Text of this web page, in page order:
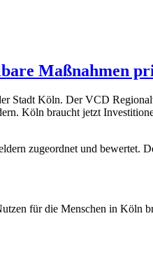
Maßnahmen
Stadt Köln. Der VCD
Köln braucht jetzt
zugeordnet und bewertet.
für die Menschen in Köln